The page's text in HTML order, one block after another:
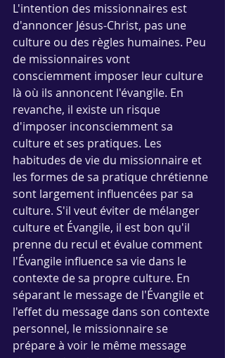
L'intention des missionnaires est
d'annoncer Jésus-Christ, pas une
culture ou des règles humaines. Peu
de missionnaires vont
consciemment imposer leur culture
là où ils annoncent l'évangile. En
revanche, il existe un risque
d'imposer inconsciemment sa
culture et ses pratiques. Les
habitudes de vie du missionnaire et
les formes de sa pratique chrétienne
sont largement influencées par sa
culture. S'il veut éviter de mélanger
culture et Évangile, il est bon qu'il
prenne du recul et évalue comment
l'Évangile influence sa vie dans le
contexte de sa propre culture. En
séparant le message de l'Évangile et
l'effet du message dans son contexte
personnel, le missionnaire se
prépare à voir le même message